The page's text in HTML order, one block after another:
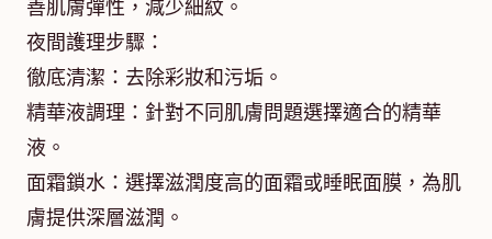
善肌膚彈性，減少細紋。
夜間護理步驟：
徹底清潔：去除彩妝和污垢。
精華液調理：針對不同肌膚問題選擇適合的精華
液。
面霜鎖水：選擇滋潤度高的面霜或睡眠面膜，為肌
膚提供深層滋潤。